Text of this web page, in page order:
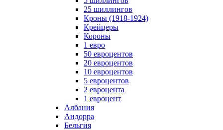
25 шиллингов
Кроны (1918-1924)
Крейцеры
Короны
1 евро
50 евроцентов
20 евроцентов
10 евроцентов
5 евроцентов
2 евроцента
1 евроцент
Албания
Андорра
Бельгия